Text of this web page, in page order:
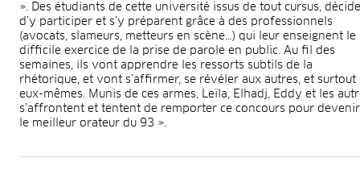
». Des étudiants de cette université issus de tout cursus,
d’y participer et s’y préparent grâce à des professionnels
(avocats, slameurs, metteurs en scène…) qui leur enseignent le
difficile exercice de la prise de parole en public. Au fil des
semaines, ils vont apprendre les ressorts subtils de la
rhétorique, et vont s’affirmer, se révéler aux autres, et surtout
eux-mêmes. Munis de ces armes, Leïla, Elhadj, Eddy et les
s’affrontent et tentent de remporter ce concours pour
le meilleur orateur du 93 ».